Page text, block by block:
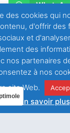
des cookies qui
d'offrir des
et
des
nos partenaires
à nos
site Web.
En savoir plus